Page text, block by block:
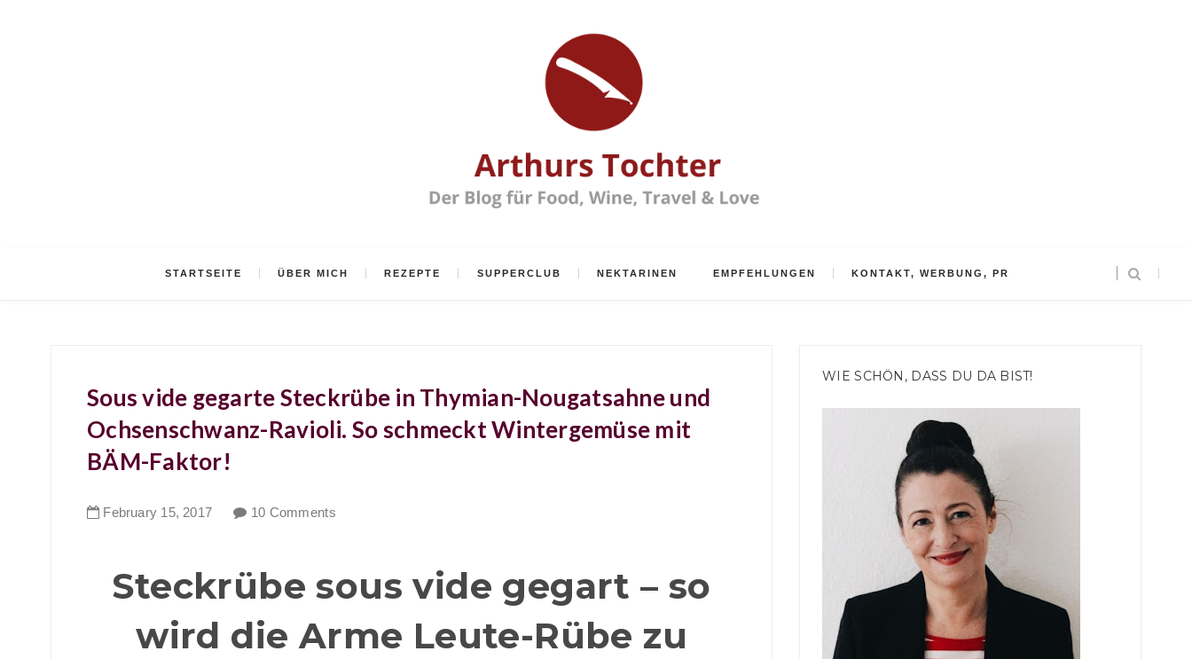
STARTSEITE ÜBER MICH REZEPTE SUPPERCLUB NEKTARINEN EMPFEHLUNGEN KONTAKT, WERBUNG, PR
Sous vide gegarte Steckrübe in Thymian-Nougatsahne und
Ochsenschwanz-Ravioli. So schmeckt Wintergemüse mit
BÄM-Faktor!
February 15, 2017 10 Comments
Steckrübe sous vide gegart – so
wird die Arme Leute-Rübe zu
WIE SCHÖN, DASS DU DA BIST!